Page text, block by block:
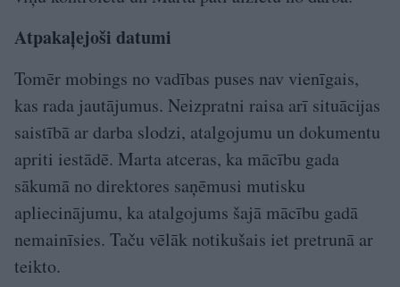
Atpakaļejoši datumi
Tomēr mobings no vadības puses nav vienīgais,
kas rada jautājumus. Neizpratni raisa arī situācijas
saistībā ar darba slodzi, atalgojumu un dokumentu
apriti iestādē. Marta atceras, ka mācību gada
sākumā no direktores saņēmusi mutisku
apliecinājumu, ka atalgojums šajā mācību gadā
nemainīsies. Taču vēlāk notikušais iet pretrunā ar
teikto.